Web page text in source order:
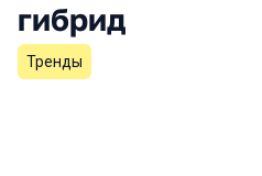
гибрид
Тренды